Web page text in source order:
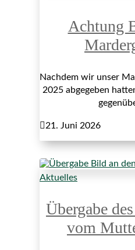
Achtung
Nachdem wir unser
2025 abgegeben
21. Juni 2026
Aktuelles
Übergabe
vom